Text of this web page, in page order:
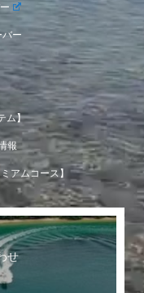
ー
ム】
報
アムコース】
せ